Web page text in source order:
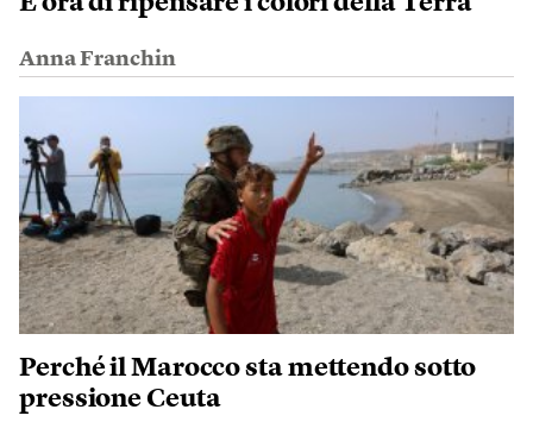
Anna Franchin
Perché il Marocco sta mettendo sotto
pressione Ceuta